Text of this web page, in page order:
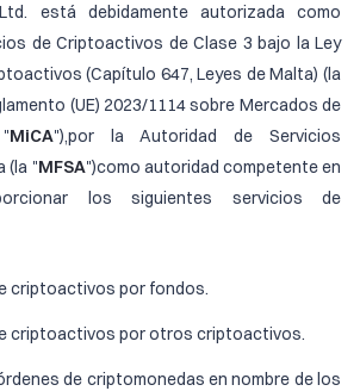
está debidamente autorizada como
de Criptoactivos de Clase 3 bajo la Ley
(Capítulo 647, Leyes de Malta) (la
(UE) 2023/1114 sobre Mercados de
MiCA"),por la Autoridad de Servicios
(la "MFSA")como autoridad competente en
los siguientes servicios de
criptoactivos por fondos.
criptoactivos por otros criptoactivos.
de criptomonedas en nombre de los